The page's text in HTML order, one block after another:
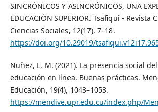
SINCRÓNICOS Y ASINCRÓNICOS, UNA
EDUCACIÓN SUPERIOR. Tsafiqui - Revista
Ciencias Sociales, 12(17), 7–18.
https://doi.org/10.29019/
Nuñez, L. M. (2021). La presencia social
educación en línea. Buenas prácticas.
Educación, 19(4), 1043–1053.
https://mendive.upr.edu.cu/index.php/